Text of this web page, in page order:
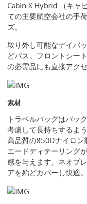
Cabin X Hybrid （キャ
ての主要航空会社の手
ズ。
取り外し可能なデイバ
どパス。フロントシー
の必需品にも直接アクセ
素材
トラベルバッグはバッ
考慮して長持ちするよ
高品質の850Dナイロン
エードディテーリング
感を与えます。ネオプ
アを殆どカバーし快適。